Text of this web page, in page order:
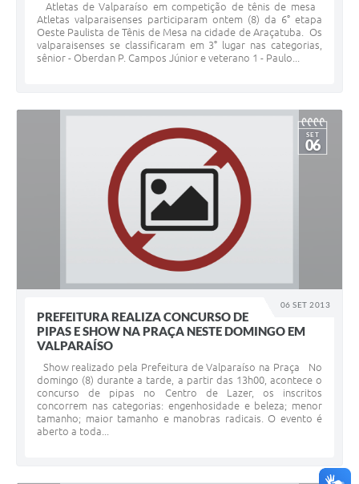
Atletas de Valparaíso em competição de tênis de mesa
Atletas valparaisenses participaram ontem (8) da 6° etapa
Oeste Paulista de Tênis de Mesa na cidade de Araçatuba. Os
valparaisenses se classificaram em 3° lugar nas categorias,
sênior - Oberdan P. Campos Júnior e veterano 1 - Paulo...
06 SET 2013
SET
06
PREFEITURA REALIZA CONCURSO DE
PIPAS E SHOW NA PRAÇA NESTE DOMINGO EM
VALPARAÍSO
Show realizado pela Prefeitura de Valparaíso na Praça No
domingo (8) durante a tarde, a partir das 13h00, acontece o
concurso de pipas no Centro de Lazer, os inscritos
concorrem nas categorias: engenhosidade e beleza; menor
tamanho; maior tamanho e manobras radicais. O evento é
aberto a toda...